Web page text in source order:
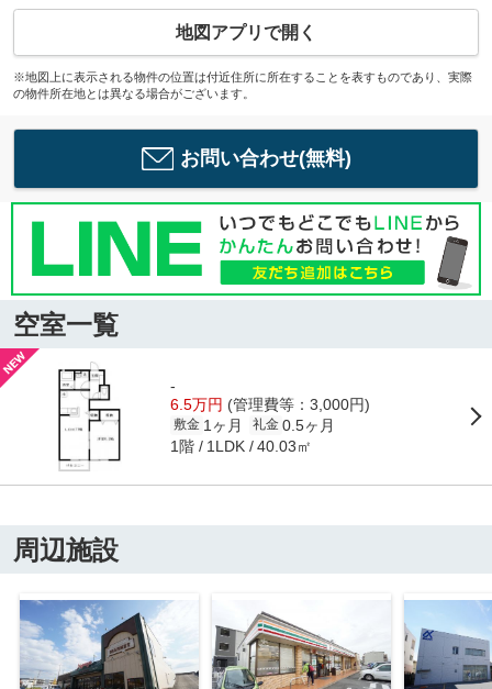
地図アプリで開く
※地図上に表示される物件の位置は付近住所に所在することを表すものであり、実際
の物件所在地とは異なる場合がございます。
お問い合わせ(無料)
空室一覧
-
6.5万円 (管理費等：3,000円)
敷金 1ヶ月 礼金 0.5ヶ月
1階 1LDK 40.03㎡
周辺施設